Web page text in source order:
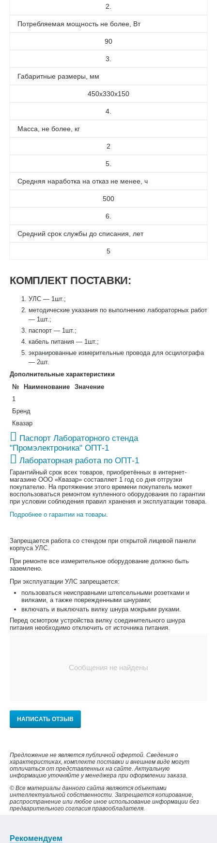
2.
Потребляемая мощность не более, Вт
90
3.
Габаритные размеры, мм
450x330x150
4.
Масса, не более, кг
2
5.
Средняя наработка на отказ не менее, ч
500
6.
Средний срок службы до списания, лет
5
КОМПЛЕКТ ПОСТАВКИ:
УЛС — 1шт.;
методические указания по выполнению лабораторных работ
— 1шт.;
паспорт — 1шт.;
кабель питания — 1шт.;
экранированные измерительные провода для осцилографа
— 2шт.
Дополнительные характеристики
№
Наименование
Значение
1
Бренд
Квазар
Паспорт Лабораторного стенда
"Промэлектроника" ОПТ-1
Лабораторная работа по ОПТ-1
Гарантийный срок всех товаров, приобретённых в интернет-
магазине ООО «Квазар» составляет 1 год со дня отгрузки
покупателю. На протяжении этого времени покупатель может
воспользоваться ремонтом купленного оборудования по гарантии
при условии соблюдения правил хранения и эксплуатации товара.
Подробнее о гарантии на товары
Запрещается работа со стендом при открытой лицевой панели
корпуса УЛС.
При ремонте все измерительное оборудование должно быть
заземлено.
При эксплуатации УЛС запрещается:
пользоваться неисправными штепсельными розетками и
вилками, а также поврежденными шнурами;
включать и выключать вилку шнура мокрыми руками.
Перед осмотром устройства вилку соединительного шнура
питания необходимо отключить от источника питания.
Сообщения не найдены
НАПИСАТЬ ОТЗЫВ
Предложение не является публичной офертой. Сведения о
характеристиках, комплекте поставки и внешнем виде могут
отличаться от представленных на сайте. Актуальную
информацию уточняйте у менеджера при оформлении заказа.
© Все материалы данного сайта являются объектами
интеллектуальной собственности. Запрещается копирование,
распространение или любое иное использование информации без
предварительного согласия правообладателя.
Рекомендуем